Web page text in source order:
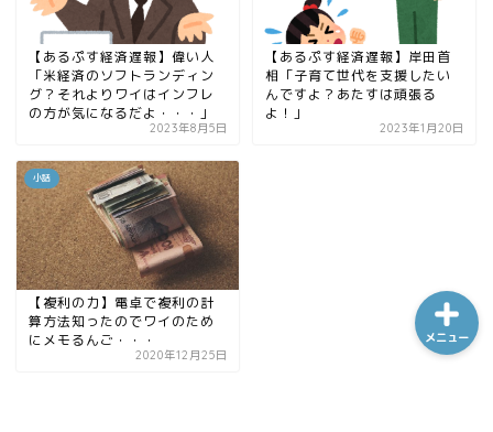
【あるぷす経済遅報】偉い人
「米経済のソフトランディン
グ？それよりワイはインフレ
の方が気になるだよ・・・」
2023年8月5日
【あるぷす経済遅報】岸田首
相「子育て世代を支援したい
んですよ？あたすは頑張る
よ！」
2023年1月20日
小話
【複利の力】電卓で複利の計
算方法知ったのでワイのため
にメモるんご・・・
2020年12月25日
メニュー
ホーム
シーケンス制御